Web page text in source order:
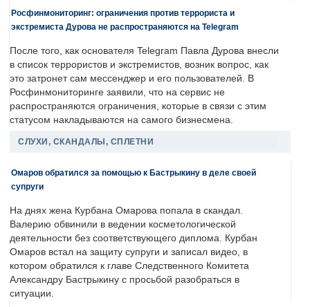
Росфинмониторинг: ограничения против террориста и
экстремиста Дурова не распространяются на Telegram
После того, как основателя Telegram Павла Дурова внесли
в список террористов и экстремистов, возник вопрос, как
это затронет сам мессенджер и его пользователей. В
Росфинмониторинге заявили, что на сервис не
распространяются ограничения, которые в связи с этим
статусом накладываются на самого бизнесмена.
СЛУХИ, СКАНДАЛЫ, СПЛЕТНИ
Омаров обратился за помощью к Бастрыкину в деле своей
супруги
На днях жена Курбана Омарова попала в скандал.
Валерию обвинили в ведении косметологической
деятельности без соответствующего диплома. Курбан
Омаров встал на защиту супруги и записал видео, в
котором обратился к главе Следственного Комитета
Александру Бастрыкину с просьбой разобраться в
ситуации.